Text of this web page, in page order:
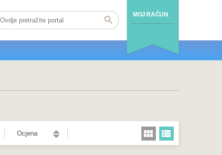
MOJ RAČUN
Ocjena